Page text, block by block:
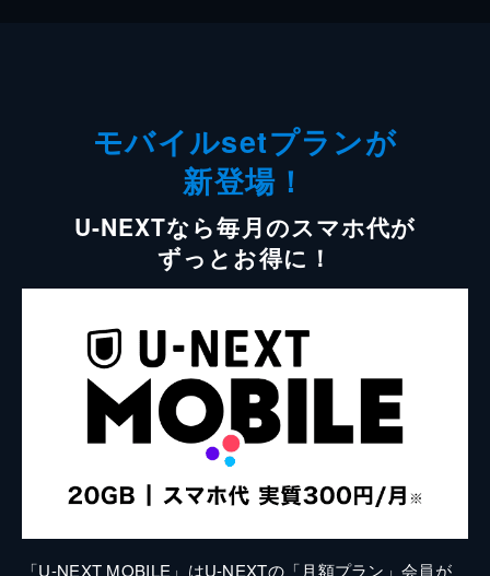
モバイルsetプランが
新登場！
U-NEXTなら毎月のスマホ代が
ずっとお得に！
「U-NEXT MOBILE」はU-NEXTの「月額プラン」会員が